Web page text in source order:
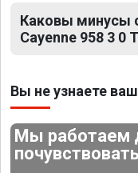
Каковы минусы
Cayenne 958 3 0
Вы не узнаете
Мы работаем